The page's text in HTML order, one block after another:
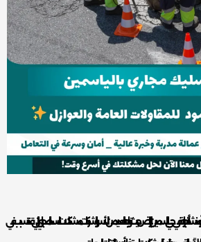
تجارية في حي الياسمين بالرياض، حيث تواجه العديد من الأسر والشركات مشكلات انسداد المجاري التي قد تتسبب في